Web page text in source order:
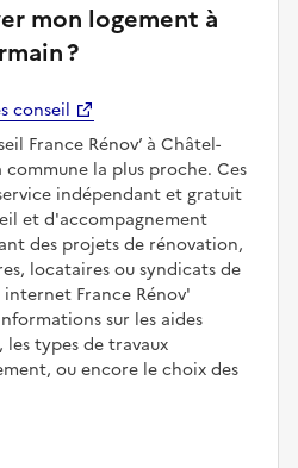
mon logement à
?
conseil
France Rénov’ à Châtel-
commune la plus proche. Ces
indépendant et gratuit
et d'accompagnement
des projets de rénovation,
locataires ou syndicats de
France Rénov'
sur les aides
types de travaux
ou encore le choix des